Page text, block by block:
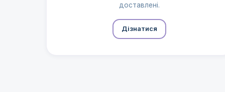
доставлені.
Дізнатися